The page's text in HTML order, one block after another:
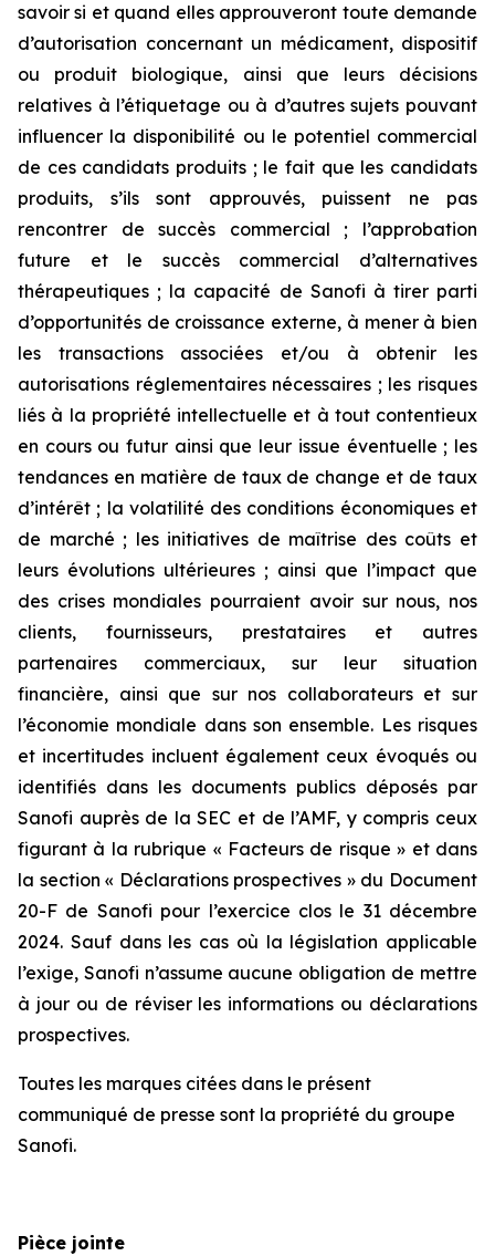
savoir si et quand elles approuveront toute demande
d’autorisation concernant un médicament, dispositif
ou produit biologique, ainsi que leurs décisions
relatives à l’étiquetage ou à d’autres sujets pouvant
influencer la disponibilité ou le potentiel commercial
de ces candidats produits ; le fait que les candidats
produits, s’ils sont approuvés, puissent ne pas
rencontrer de succès commercial ; l’approbation
future et le succès commercial d’alternatives
thérapeutiques ; la capacité de Sanofi à tirer parti
d’opportunités de croissance externe, à mener à bien
les transactions associées et/ou à obtenir les
autorisations réglementaires nécessaires ; les risques
liés à la propriété intellectuelle et à tout contentieux
en cours ou futur ainsi que leur issue éventuelle ; les
tendances en matière de taux de change et de taux
d’intérêt ; la volatilité des conditions économiques et
de marché ; les initiatives de maîtrise des coûts et
leurs évolutions ultérieures ; ainsi que l’impact que
des crises mondiales pourraient avoir sur nous, nos
clients, fournisseurs, prestataires et autres
partenaires commerciaux, sur leur situation
financière, ainsi que sur nos collaborateurs et sur
l’économie mondiale dans son ensemble. Les risques
et incertitudes incluent également ceux évoqués ou
identifiés dans les documents publics déposés par
Sanofi auprès de la SEC et de l’AMF, y compris ceux
figurant à la rubrique « Facteurs de risque » et dans
la section « Déclarations prospectives » du Document
20-F de Sanofi pour l’exercice clos le 31 décembre
2024. Sauf dans les cas où la législation applicable
l’exige, Sanofi n’assume aucune obligation de mettre
à jour ou de réviser les informations ou déclarations
prospectives.
Toutes les marques citées dans le présent
communiqué de presse sont la propriété du groupe
Sanofi.
Pièce jointe